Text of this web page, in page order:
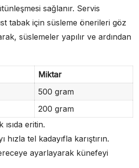
sağlanır. Servis
tabak için süsleme önerileri göz
süslemeler yapılır ve ardından
Miktar
500 gram
200 gram
ısıda eritin.
hızla tel kadayıfla karıştırın.
ayarlayarak künefeyi